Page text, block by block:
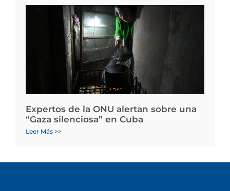
Expertos de la ONU alertan sobre una
“Gaza silenciosa” en Cuba
Leer Más >>